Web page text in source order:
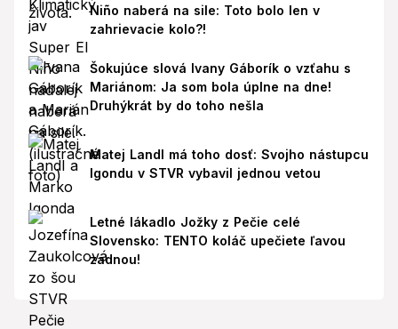
Niño naberá na sile: Toto bolo len v
zahrievacie kolo?!
Šokujúce slová Ivany Gáborík o vzťahu s
Mariánom: Ja som bola úplne na dne!
Druhýkrát by do toho nešla
Matej Landl má toho dosť: Svojho nástupcu
Igondu v STVR vybavil jednou vetou
Letné lákadlo Jožky z Pečie celé
Slovensko: TENTO koláč upečiete ľavou
zadnou!